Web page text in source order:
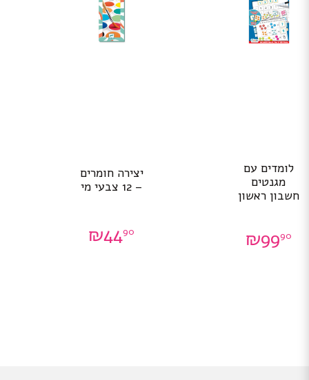
לומדים עם
מגנטים
חשבון ראשון
₪9990
יצירה חומרים
– 12 צבעי מי
₪4490